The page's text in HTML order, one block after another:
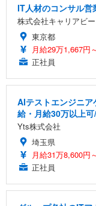
IT人材のコンサル
株式会社キャリアビー
東京都
月給29万1,667円
正社員
AIテストエンジニ
給・月給30万以上
Yts株式会社
埼玉県
月給31万8,600円
正社員